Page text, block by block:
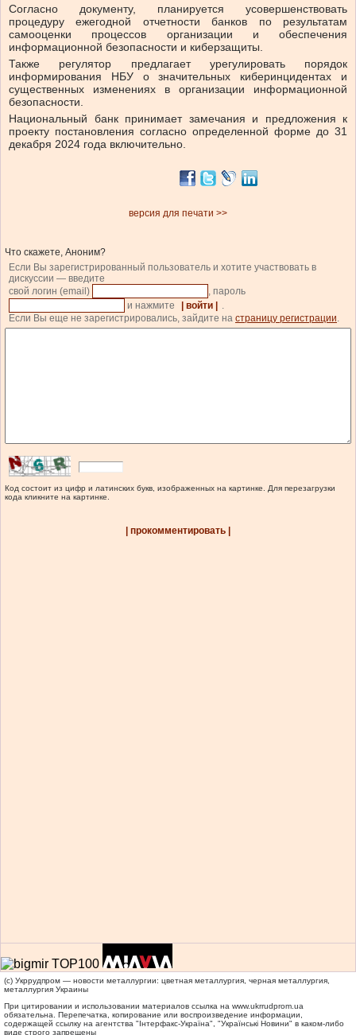
Согласно документу, планируется усовершенствовать
процедуру ежегодной отчетности банков по результатам
самооценки процессов организации и обеспечения
информационной безопасности и киберзащиты.
Также регулятор предлагает урегулировать порядок
информирования НБУ о значительных киберинцидентах и
существенных изменениях в организации информационной
безопасности.
Национальный банк принимает замечания и предложения к
проекту постановления согласно определенной форме до 31
декабря 2024 года включительно.
версия для печати >>
Что скажете, Аноним?
Если Вы зарегистрированный пользователь и хотите участвовать в
дискуссии — введите
свой логин (email)
, пароль
и нажмите
| войти |
.
Если Вы еще не зарегистрировались, зайдите на страницу регистрации.
Код состоит из цифр и латинских букв, изображенных на картинке. Для перезагрузки
кода кликните на картинке.
| прокомментировать |
(c) Укррудпром — новости металлургии: цветная металлургия, черная металлургия,
металлургия Украины
При цитировании и использовании материалов ссылка на www.ukrrudprom.ua
обязательна. Перепечатка, копирование или воспроизведение информации,
содержащей ссылку на агентства "Iнтерфакс-Україна", "Українськi Новини" в каком-либо
виде строго запрещены